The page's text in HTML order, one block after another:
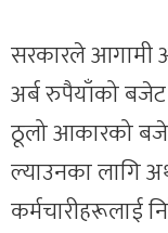
सरकारले आगामी
अर्ब रुपैयाँको
ठूलो आकारको
ल्याउनका लागि
कर्मचारीहरूलाई